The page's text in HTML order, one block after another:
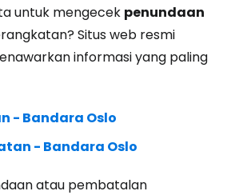
untuk mengecek penundaan
Situs web resmi
informasi yang paling
- Bandara Oslo
- Bandara Oslo
atau pembatalan